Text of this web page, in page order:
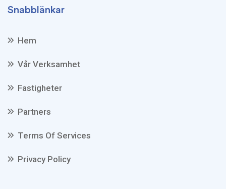
Snabblänkar
Hem
Vår Verksamhet
Fastigheter
Partners
Terms Of Services
Privacy Policy